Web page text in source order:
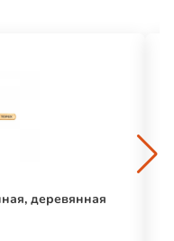
деревянная